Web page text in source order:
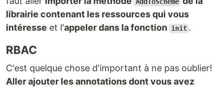
librairie contenant les ressources qui vous
intéresse et l'appeler dans la fonction init .
RBAC
C'est quelque chose d'important à ne pas oublier!
Aller ajouter les annotations dont vous avez